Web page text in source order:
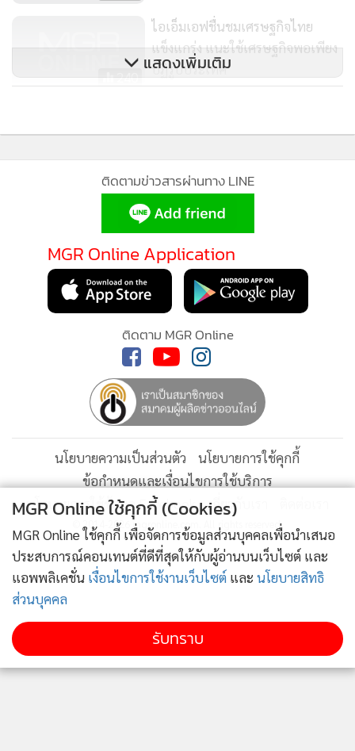
240
ไอเอ็มเอฟชื่นชมเศรษฐกิจไทย
แข็งแกร่ง แนะใช้เศรษฐกิจพอเพียง
ปฏิรูปประเทศ
249
แห้งเข้าที่ประชุมผู้นำอาเซียนหา
แสดงเพิ่มเติม
ติดตามข่าวสารผ่านทาง LINE
MGR Online Application
ติดตาม MGR Online
นโยบายความเป็นส่วนตัว
นโยบายการใช้คุกกี้
ข้อกำหนดและเงื่อนไขการใช้บริการ
นโยบายการใช้ข้อมูล Facebook
เกี่ยวกับเรา
© 2014-2026 mgronline.com. All rights reserved.
MGR Online ใช้คุกกี้ (Cookies)
MGR Online ใช้คุกกี้ เพื่อจัดการข้อมูลส่วนบุคคลเพื่อนำเสนอ
ประสบการณ์คอนเทนต์ที่ดีที่สุดให้กับผู้อ่านบนเว็บไซต์ และ
แอพพลิเคชั่น เงื่อนไขการใช้งานเว็บไซต์ และ นโยบายสิทธิ
ส่วนบุคคล
รับทราบ